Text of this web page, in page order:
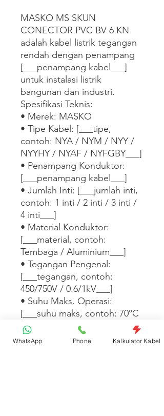
MASKO MS SKUN
CONECTOR PVC BV 6 KN
adalah kabel listrik tegangan
rendah dengan penampang
[___penampang kabel___]
untuk instalasi listrik
bangunan dan industri.
Spesifikasi Teknis:
• Merek: MASKO
• Tipe Kabel: [___tipe,
contoh: NYA / NYM / NYY /
NYYHY / NYAF / NYFGBY___]
• Penampang Konduktor:
[___penampang kabel___]
• Jumlah Inti: [___jumlah inti,
contoh: 1 inti / 2 inti / 3 inti /
4 inti___]
• Material Konduktor:
[___material, contoh:
Tembaga / Aluminium___]
• Tegangan Pengenal:
[___tegangan, contoh:
450/750V / 0.6/1kV___]
• Suhu Maks. Operasi:
[___suhu maks, contoh: 70°C
/ 90°C___]
• Standar: [___standar,
WhatsApp Phone Kalkulator Kabel